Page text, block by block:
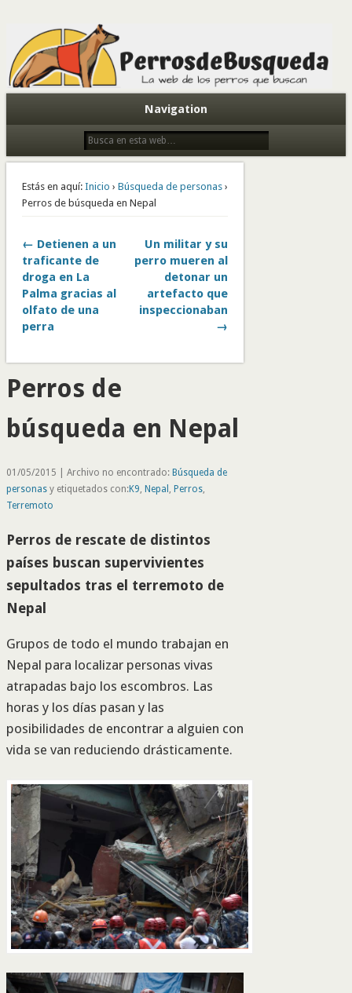
Todo sobre perros de búsqueda y detectores
Navigation
Estás en aquí: Inicio › Búsqueda de personas›
Perros de búsqueda en Nepal
← Detienen a un
traficante de
droga en La
Palma gracias al
olfato de una
perra
Un militar y su
perro mueren al
detonar un
artefacto que
inspeccionaban
→
Perros de
búsqueda en Nepal
01/05/2015 | Archivo no encontrado: Búsqueda de
personasy etiquetados con:K9, Nepal , Perros,
Terremoto
Perros de rescate de distintos
países buscan supervivientes
sepultados tras el terremoto de
Nepal
Grupos de todo el mundo trabajan en
Nepal para localizar personas vivas
atrapadas bajo los escombros. Las
horas y los días pasan y las
posibilidades de encontrar a alguien con
vida se van reduciendo drásticamente.